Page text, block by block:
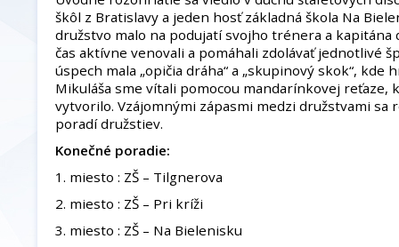
škôl z Bratislavy a jeden hosť základná škola Na
družstvo malo na podujatí svojho trénera a kapitána
čas aktívne venovali a pomáhali zdolávať jednotlivé
úspech mala „opičia dráha“ a „skupinový skok“, kde
Mikuláša sme vítali pomocou mandarínkovej reťaze,
vytvorilo. Vzájomnými zápasmi medzi družstvami sa
poradí družstiev.
Konečné poradie:
1. miesto : ZŠ – Tilgnerova
2. miesto : ZŠ – Pri kríži
3. miesto : ZŠ – Na Bielenisku